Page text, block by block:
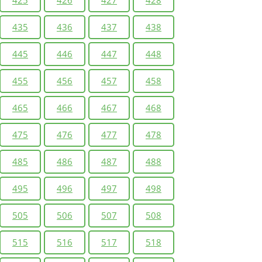
435 436 437 438
445 446 447 448
455 456 457 458
465 466 467 468
475 476 477 478
485 486 487 488
495 496 497 498
505 506 507 508
515 516 517 518